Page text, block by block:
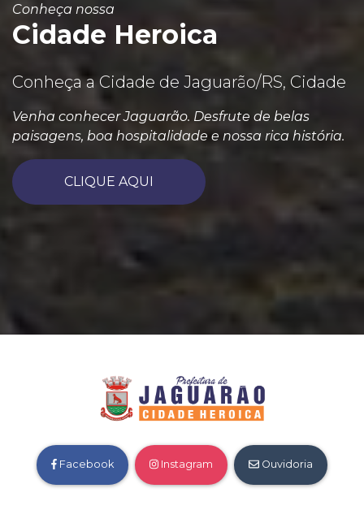
Conheça nossa
Cidade Heroica
Conheça a Cidade de Jaguarão/RS, Cidade
Venha conhecer Jaguarão. Desfrute de belas
paisagens, boa hospitalidade e nossa rica história.
CLIQUE AQUI
Facebook Instagram Ouvidoria